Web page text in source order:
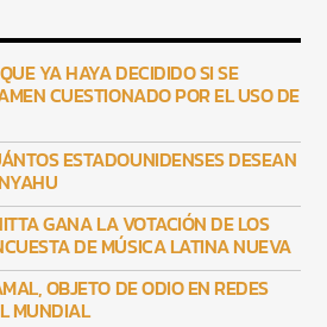
YA HAYA DECIDIDO SI SE
CUESTIONADO POR EL USO DE
ESTADOUNIDENSES DESEAN
GANA LA VOTACIÓN DE LOS
DE MÚSICA LATINA NUEVA
OBJETO DE ODIO EN REDES
MUNDIAL